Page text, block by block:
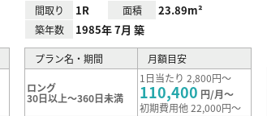
間取り 1R 面積 23.89m²
築年数 1985年 7月 築
プラン名・期間 月額目安
ロング
30日以上～360日未満
1日当たり 2,800円～
110,400 円/月～
初期費用他 22,000円～